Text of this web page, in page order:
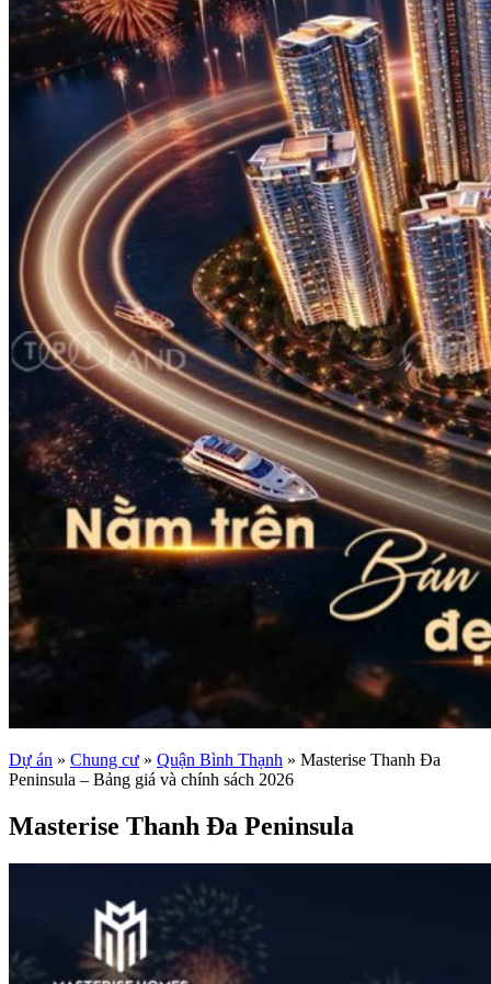
Dự án » Chung cư » Quận Bình Thạnh » Masterise Thanh Đa
Peninsula – Bảng giá và chính sách 2026
Masterise Thanh Đa Peninsula